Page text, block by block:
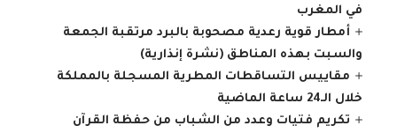
في المغرب
أمطار قوية رعدية مصحوبة بالبرد مرتقبة الجمعة
والسبت بهذه المناطق (نشرة إنذارية)
مقاييس التساقطات المطرية المسجلة بالمملكة
خلال الـ24 ساعة الماضية
تكريم فتيات وعدد من الشباب من حفظة القرآن